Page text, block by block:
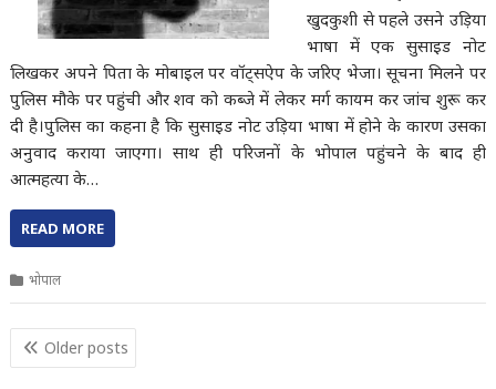
खुदकुशी से पहले उसने उड़िया
भाषा में एक सुसाइड नोट
लिखकर अपने पिता के मोबाइल पर वॉट्सऐप के जरिए भेजा। सूचना मिलने पर
पुलिस मौके पर पहुंची और शव को कब्जे में लेकर मर्ग कायम कर जांच शुरू कर
दी है।पुलिस का कहना है कि सुसाइड नोट उड़िया भाषा में होने के कारण उसका
अनुवाद कराया जाएगा। साथ ही परिजनों के भोपाल पहुंचने के बाद ही
आत्महत्या के…
READ MORE
भोपाल
Posts
navigation
Older posts